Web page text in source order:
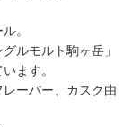
。
ルモルト駒ヶ岳」
ます。
ーバー、カスク由